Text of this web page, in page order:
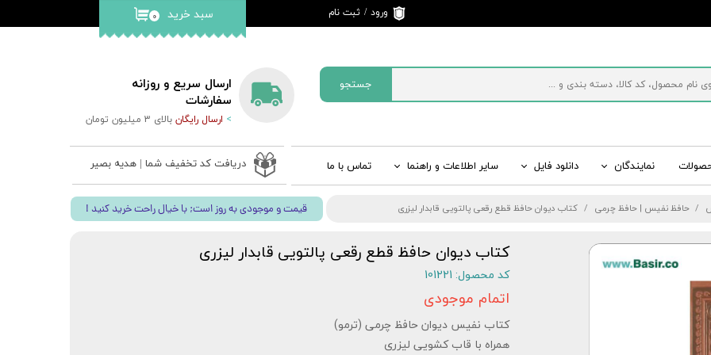
ارسال سریع و روزانه
سفارشات
> ارسال رایگانبالای 3 میلیون تومان
ورود / ثبت نام
تغییر گذر واژه
سفارشات
۰ سبد خرید
قرآن رنگی، کتاب رنگی
مفاتیح الجنان، منتخب ادعیه
سایر کتب نفیس، کتاب نفیس
نمایندگان
ایران
دانلود فایل سایر اطلاعات و راهنما
اطلاعات تماس و ارسال پیام
سایت های رسمی بصیر
لیست قیمت کلی انواع قلم بصیر
تماس با ما دریافت کد تخفیف شما | هدیه بصیر
جستجو
! قیمت و موجودی به روز است; با خیال راحت خرید کنید حافظ نفیس | حافظ چرمی کتاب دیوان حافظ قطع رقعی پالتویی قابدار لیزری
کتاب دیوان حافظ قطع رقعی پالتویی قابدار لیزری
کد محصول: 101221
اتمام موجودی
کتاب نفیس دیوان حافظ چرمی (ترمو)
همراه با قاب کشویی لیزری